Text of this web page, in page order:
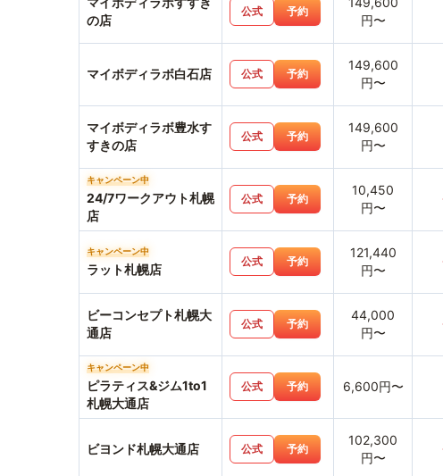
の店
公式 予約
円〜
マイボディラボ白石店 公式 予約
149,600
円〜
マイボディラボ豊水す
すきの店
公式 予約
149,600
円〜
キャンペーン中
24/7ワークアウト札幌
店
公式 予約
10,450
円〜
キャンペーン中
ラット札幌店
公式 予約
121,440
円〜
ビーコンセプト札幌大
通店
公式 予約
44,000
円〜
キャンペーン中
ピラティス&ジム1to1
札幌大通店
公式 予約 6,600円〜
ビヨンド札幌大通店 公式 予約
102,300
円〜